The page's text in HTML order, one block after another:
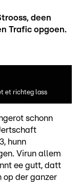
deen
Trafic opgoen.
et richteg lass
schonn
hunn
Virun allem
ee gutt, datt
op der ganzer